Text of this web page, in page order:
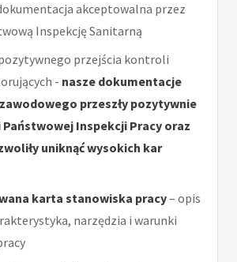
akceptowalna przez
Inspekcję Sanitarną
przejścia kontroli
- nasze dokumentacje
przeszły pozytywnie
Inspekcji Pracy oraz
uniknąć wysokich kar
karta stanowiska pracy– opis
narzędzia i warunki